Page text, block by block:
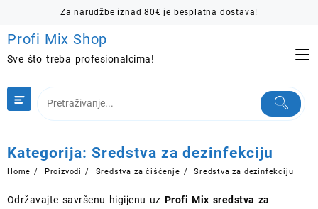
content
Za narudžbe iznad 80€ je besplatna dostava!
Profi Mix Shop
Sve što treba profesionalcima!
Kategorija: Sredstva za dezinfekciju
Home Proizvodi Sredstva za čišćenje Sredstva za dezinfekciju
Održavajte savršenu higijenu uz Profi Mix sredstva za